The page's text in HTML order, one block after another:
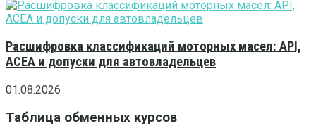
Расшифровка классификаций моторных масел: API,
ACEA и допуски для автовладельцев
01.08.2026
Таблица обменных курсов